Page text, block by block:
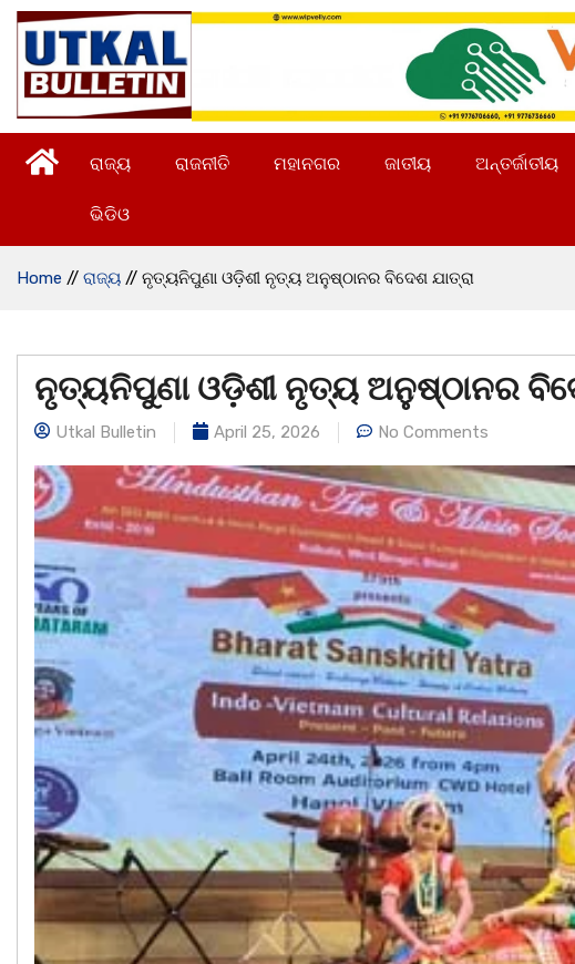
ରାଜ୍ୟ ରାଜନୀତି ମହାନଗର ଜାତୀୟ ଅନ୍ତର୍ଜାତୀୟ
ଭିଡିଓ
Home // ରାଜ୍ୟ // ନୃତ୍ୟନିପୁଣା ଓଡ଼ିଶୀ ନୃତ୍ୟ ଅନୁଷ୍ଠାନର ବିଦେଶ ଯାତ୍ରା
ନୃତ୍ୟନିପୁଣା ଓଡ଼ିଶୀ ନୃତ୍ୟ ଅନୁଷ୍ଠାନର
Utkal Bulletin April 25, 2026 No Comments